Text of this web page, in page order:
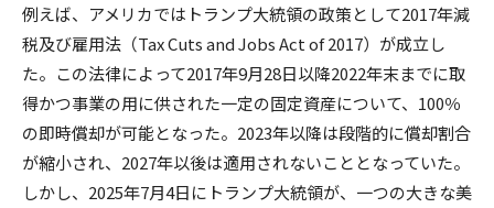
例えば、アメリカではトランプ大統領の政策として2017年減
税及び雇用法（Tax Cuts and Jobs Act of 2017）が成立し
た。この法律によって2017年9月28日以降2022年末までに取
得かつ事業の用に供された一定の固定資産について、100％
の即時償却が可能となった。2023年以降は段階的に償却割合
が縮小され、2027年以後は適用されないこととなっていた。
しかし、2025年7月4日にトランプ大統領が、一つの大きな美